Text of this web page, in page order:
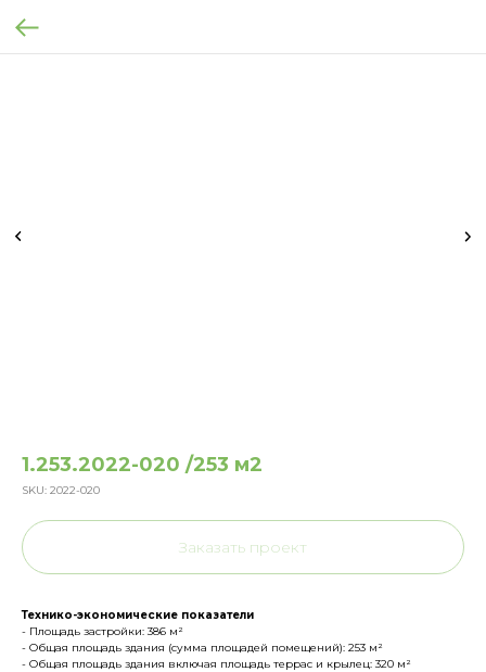
1.253.2022-020 /253 м2
SKU: 2022-020
Заказать проект
Технико-экономические показатели
- Площадь застройки: 386 м²
- Общая площадь здания (сумма площадей помещений): 253 м²
- Общая площадь здания включая площадь террас и крылец: 320 м²